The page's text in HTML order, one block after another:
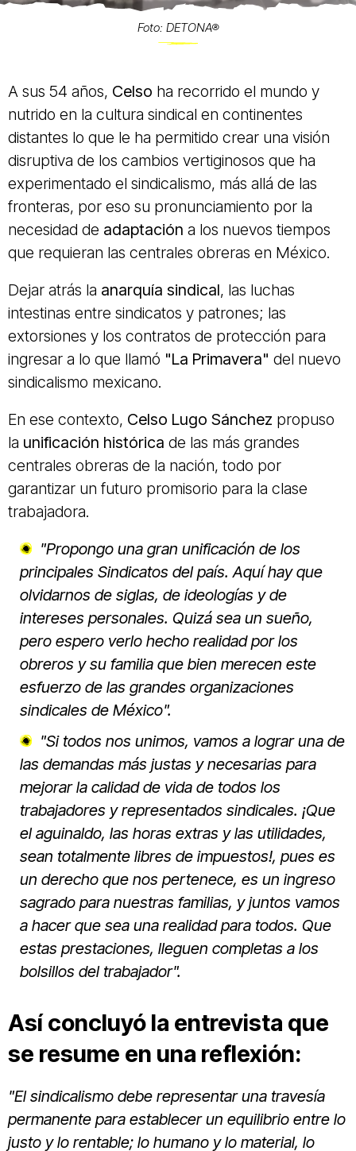
Foto: DETONA®
A sus 54 años, Celso ha recorrido el mundo y
nutrido en la cultura sindical en continentes
distantes lo que le ha permitido crear una visión
disruptiva de los cambios vertiginosos que ha
experimentado el sindicalismo, más allá de las
fronteras, por eso su pronunciamiento por la
necesidad de adaptación a los nuevos tiempos
que requieran las centrales obreras en México.
Dejar atrás la anarquía sindical, las luchas
intestinas entre sindicatos y patrones; las
extorsiones y los contratos de protección para
ingresar a lo que llamó "La Primavera" del nuevo
sindicalismo mexicano.
En ese contexto, Celso Lugo Sánchez propuso
la unificación histórica de las más grandes
centrales obreras de la nación, todo por
garantizar un futuro promisorio para la clase
trabajadora.
"Propongo una gran unificación de los
principales Sindicatos del país. Aquí hay que
olvidarnos de siglas, de ideologías y de
intereses personales. Quizá sea un sueño,
pero espero verlo hecho realidad por los
obreros y su familia que bien merecen este
esfuerzo de las grandes organizaciones
sindicales de México".
"Si todos nos unimos, vamos a lograr una de
las demandas más justas y necesarias para
mejorar la calidad de vida de todos los
trabajadores y representados sindicales. ¡Que
el aguinaldo, las horas extras y las utilidades,
sean totalmente libres de impuestos!, pues es
un derecho que nos pertenece, es un ingreso
sagrado para nuestras familias, y juntos vamos
a hacer que sea una realidad para todos. Que
estas prestaciones, lleguen completas a los
bolsillos del trabajador".
Así concluyó la entrevista que
se resume en una reflexión:
"El sindicalismo debe representar una travesía
permanente para establecer un equilibrio entre lo
justo y lo rentable; lo humano y lo material, lo